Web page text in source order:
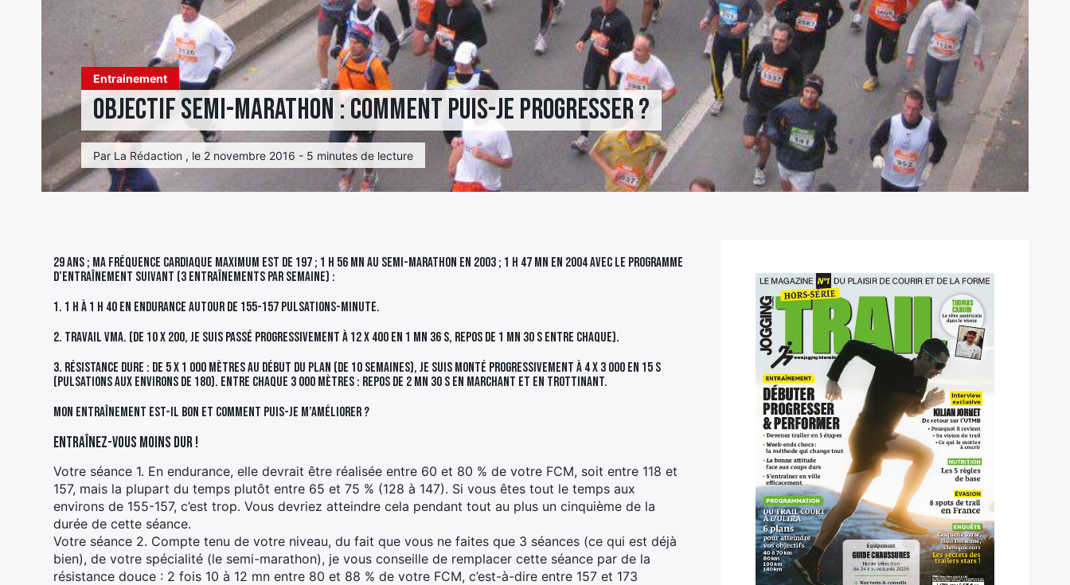
Entrainement
Objectif semi-marathon : Comment puis-je progresser ?
Par La Rédaction , le 2 novembre 2016 - 5 minutes de lecture
29 ans ; ma fréquence cardiaque maximum est de 197 ; 1 h 56 mn au semi-marathon en 2003 ; 1 h 47 mn en 2004 avec le programme
d’entraînement suivant (3 entraînements par semaine) :
1. 1 h à 1 h 40 en endurance autour de 155-157 pulsations-minute.
2. Travail VMA. (de 10 x 200, je suis passé progressivement à 12 x 400 en 1 mn 36 s, repos de 1 mn 30 s entre chaque).
3. Résistance dure : de 5 x 1 000 mètres au début du plan (de 10 semaines), je suis monté progressivement à 4 x 3 000 en 15 s
(pulsations aux environs de 180). Entre chaque 3 000 mètres : repos de 2 mn 30 s en marchant et en trottinant.
Mon entraînement est-il bon et comment puis-je m’améliorer ?
Entraînez-vous moins dur !
Votre séance 1. En endurance, elle devrait être réalisée entre 60 et 80 % de votre FCM, soit entre 118 et
157, mais la plupart du temps plutôt entre 65 et 75 % (128 à 147). Si vous êtes tout le temps aux
environs de 155-157, c’est trop. Vous devriez atteindre cela pendant tout au plus un cinquième de la
durée de cette séance.
Votre séance 2. Compte tenu de votre niveau, du fait que vous ne faites que 3 séances (ce qui est déjà
bien), de votre spécialité (le semi-marathon), je vous conseille de remplacer cette séance par de la
résistance douce : 2 fois 10 à 12 mn entre 80 et 88 % de votre FCM, c’est-à-dire entre 157 et 173